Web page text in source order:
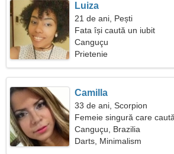
Luiza
21 de ani, Pești
Fata își caută un iubit
Canguçu
Prietenie
Camilla
33 de ani, Scorpion
Femeie singură care
Canguçu, Brazilia
Darts, Minimalism